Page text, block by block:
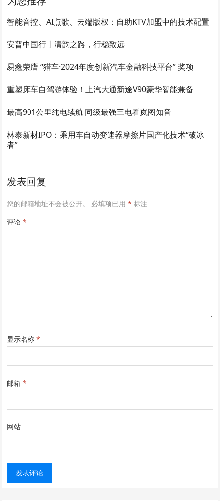
智能音控、AI点歌、云端版权：自助KTV加盟中的技术配置
安普中国行丨清韵之路，行稳致远
易鑫荣膺 “猎车·2024年度创新汽车金融科技平台” 奖项
重塑床车自驾游体验！上汽大通新途V90豪华智能兼备
最高901公里纯电续航 同级最强三电看岚图知音
林泰新材IPO：乘用车自动变速器摩擦片国产化技术“破冰
者”
发表回复
您的邮箱地址不会被公开。 必填项已用* 标注
评论*
显示名称*
邮箱*
网站